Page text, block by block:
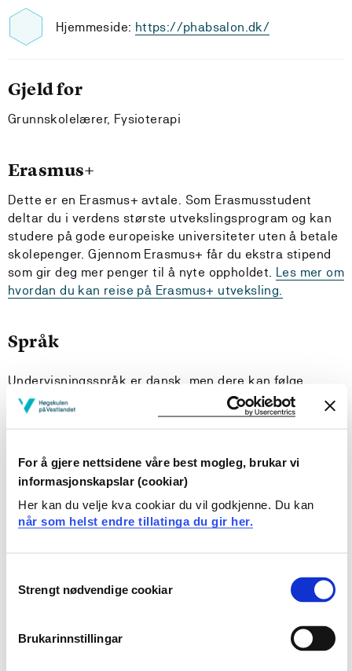
For å gjere nettsidene våre best mogleg, brukar vi
informasjonskapslar (cookiar)
Her kan du velje kva cookiar du vil godkjenne. Du kan
når som helst endre tillatinga du gir her.
Selection
Strengt nødvendige cookiar
Brukarinnstillingar
Hjemmeside: https://phabsalon.dk/
Gjeld for
Grunnskolelærer, Fysioterapi
Erasmus+
Dette er en Erasmus+ avtale. Som Erasmusstudent
deltar du i verdens største utvekslingsprogram og kan
studere på gode europeiske universiteter uten å betale
skolepenger. Gjennom Erasmus+ får du ekstra stipend
som gir deg mer penger til å nyte oppholdet. Les mer om
hvordan du kan reise på Erasmus+ utveksling.
Språk
Undervisningsspråk er dansk, men dere kan følge
engelskspråklige kurs for internasjonele studenter. Det
kreves ingen spesiell språktest dersom dere skal ha
for utvekslingsstudenter er B2 på CEFR-skalaen
(Common European Framework of Reference for
Languages). Alle Erasmus-studenter som skal studere
på engelsk vil få tilsendt en obligatorisk online
språktest, og de som har behov for det vil bli tilbudt et
Studieavgift
Du betaler ikke skolepenger ved denne institusjonen,